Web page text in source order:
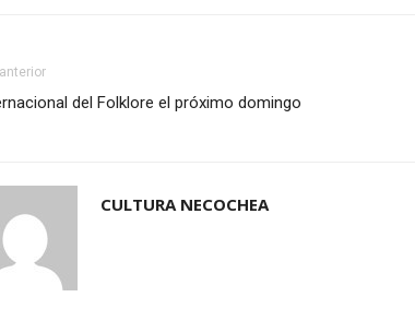
del Folklore el próximo domingo
CULTURA NECOCHEA